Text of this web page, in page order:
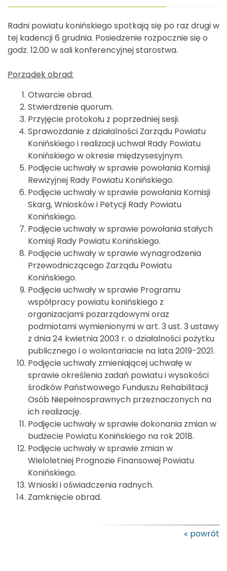
Radni powiatu konińskiego spotkają się po raz drugi w
tej kadencji 6 grudnia. Posiedzenie rozpocznie się o
godz. 12.00 w sali konferencyjnej starostwa.
Porządek obrad:
Otwarcie obrad.
Stwierdzenie quorum.
Przyjęcie protokołu z poprzedniej sesji.
Sprawozdanie z działalności Zarządu Powiatu
Konińskiego i realizacji uchwał Rady Powiatu
Konińskiego w okresie międzysesyjnym.
Podjęcie uchwały w sprawie powołania Komisji
Rewizyjnej Rady Powiatu Konińskiego.
Podjęcie uchwały w sprawie powołania Komisji
Skarg, Wniosków i Petycji Rady Powiatu
Konińskiego.
Podjęcie uchwały w sprawie powołania stałych
Komisji Rady Powiatu Konińskiego.
Podjęcie uchwały w sprawie wynagrodzenia
Przewodniczącego Zarządu Powiatu
Konińskiego.
Podjęcie uchwały w sprawie Programu
współpracy powiatu konińskiego z
organizacjami pozarządowymi oraz
podmiotami wymienionymi w art. 3 ust. 3 ustawy
z dnia 24 kwietnia 2003 r. o działalności pożytku
publicznego i o wolontariacie na lata 2019-2021.
Podjęcie uchwały zmieniającej uchwałę w
sprawie określenia zadań powiatu i wysokości
środków Państwowego Funduszu Rehabilitacji
Osób Niepełnosprawnych przeznaczonych na
ich realizację.
Podjęcie uchwały w sprawie dokonania zmian w
budżecie Powiatu Konińskiego na rok 2018.
Podjęcie uchwały w sprawie zmian w
Wieloletniej Prognozie Finansowej Powiatu
Konińskiego.
Wnioski i oświadczenia radnych.
Zamknięcie obrad.
powrót